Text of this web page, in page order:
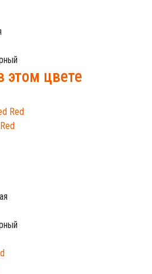
этом цвете